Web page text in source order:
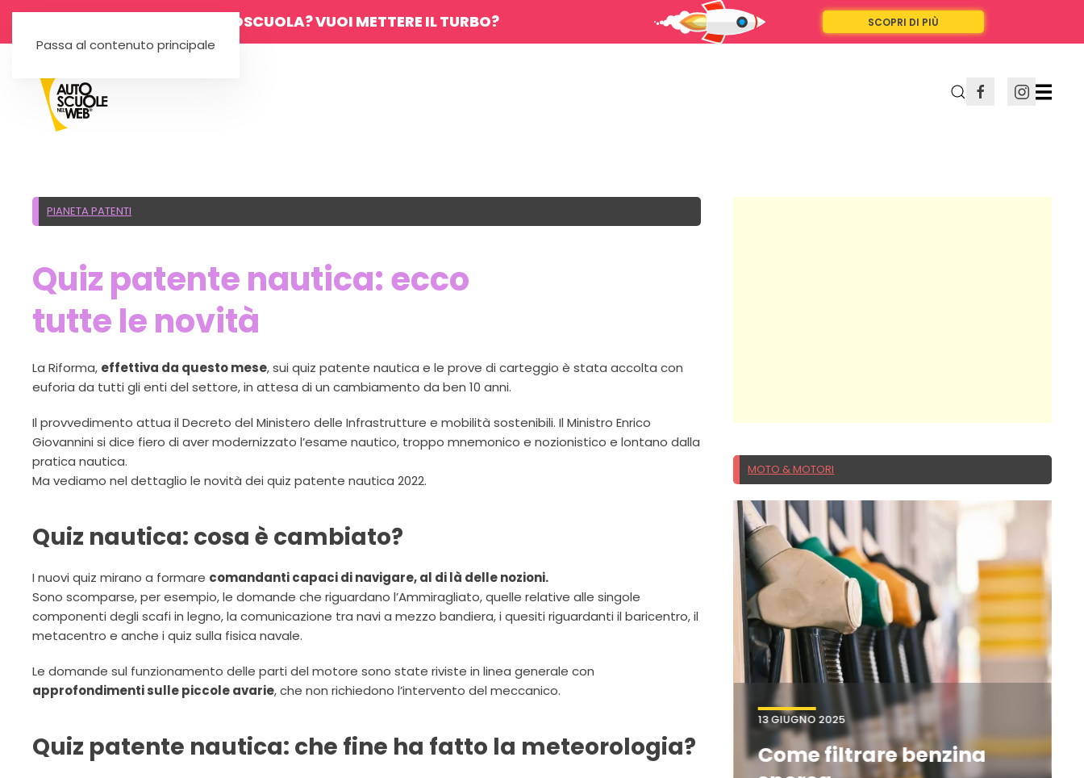
Passa al contenuto principale
SEI UN'AUTOSCUOLA? VUOI METTERE IL TURBO? SCOPRI DI PIÙ
PIANETA PATENTI
Quiz patente nautica: ecco
tutte le novità
La Riforma, effettiva da questo mese, sui quiz patente nautica e le prove di carteggio è stata accolta con
euforia da tutti gli enti del settore, in attesa di un cambiamento da ben 10 anni.
Il provvedimento attua il Decreto del Ministero delle Infrastrutture e mobilità sostenibili. Il Ministro Enrico
Giovannini si dice fiero di aver modernizzato l’esame nautico, troppo mnemonico e nozionistico e lontano dalla
pratica nautica.
Ma vediamo nel dettaglio le novità dei quiz patente nautica 2022.
Quiz nautica: cosa è cambiato?
I nuovi quiz mirano a formare comandanti capaci di navigare, al di là delle nozioni.
Sono scomparse, per esempio, le domande che riguardano l’Ammiragliato, quelle relative alle singole
componenti degli scafi in legno, la comunicazione tra navi a mezzo bandiera, i quesiti riguardanti il baricentro, il
metacentro e anche i quiz sulla fisica navale.
Le domande sul funzionamento delle parti del motore sono state riviste in linea generale con
approfondimenti sulle piccole avarie, che non richiedono l’intervento del meccanico.
Quiz patente nautica: che fine ha fatto la meteorologia?
MOTO & MOTORI
13 GIUGNO 2025
Come filtrare benzina